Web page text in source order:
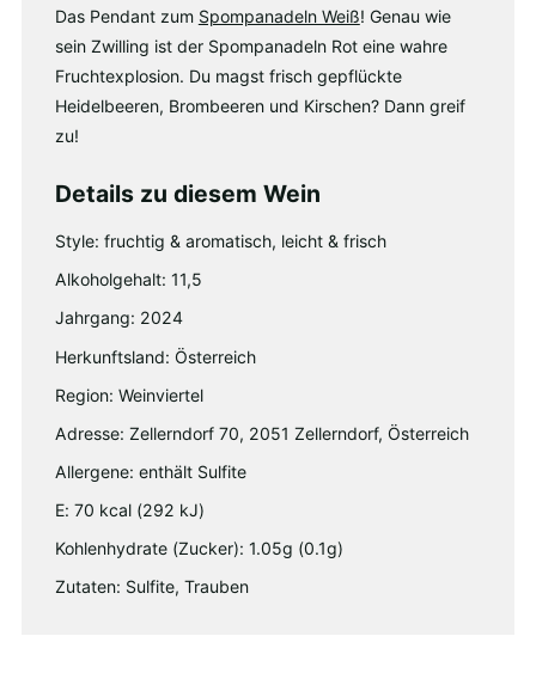
Das Pendant zum Spompanadeln Weiß! Genau wie
sein Zwilling ist der Spompanadeln Rot eine wahre
Fruchtexplosion. Du magst frisch gepflückte
Heidelbeeren, Brombeeren und Kirschen? Dann greif
zu!
Details zu diesem Wein
Style: fruchtig & aromatisch, leicht & frisch
Alkoholgehalt: 11,5
Jahrgang: 2024
Herkunftsland: Österreich
Region: Weinviertel
Adresse: Zellerndorf 70, 2051 Zellerndorf, Österreich
Allergene: enthält Sulfite
E: 70 kcal (292 kJ)
Kohlenhydrate (Zucker): 1.05g (0.1g)
Zutaten: Sulfite, Trauben